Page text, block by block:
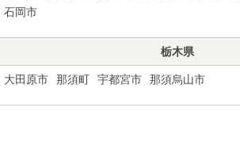
石岡市
栃木県
大田原市 那須町 宇都宮市 那須烏山市